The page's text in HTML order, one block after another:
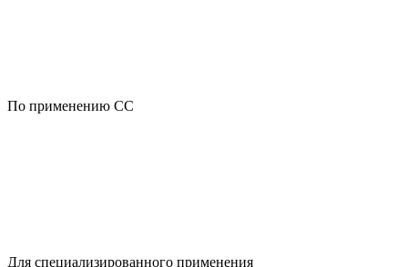
По применению CC
Для специализированного применения